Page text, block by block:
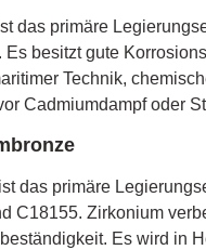
das primäre
Es besitzt gute
Technik,
Cadmiumdampf oder
das primäre
C18155. Zirkonium
Es wird in